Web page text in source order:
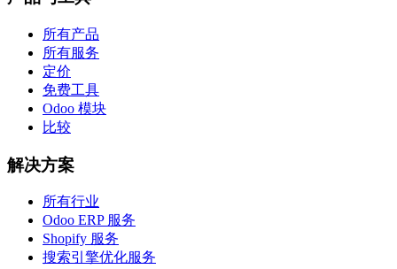
所有产品
所有服务
定价
免费工具
Odoo 模块
比较
解决方案
所有行业
Odoo ERP 服务
Shopify 服务
搜索引擎优化服务